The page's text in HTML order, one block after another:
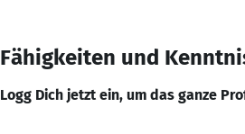
Fähigkeiten und
Logg Dich jetzt ein, um das ganze